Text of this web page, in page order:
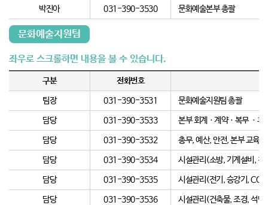
박진아 031-390-3530 문화예술본부 총괄
문화예술지원팀
구분 전화번호
팀장 031-390-3531 문화예술지원팀 총괄
담당 031-390-3533 본부 회계ㆍ계약ㆍ복무 ㆍ후
담당 031-390-3532 총무, 예산, 안전, 본부 교육
담당 031-390-3534 시설관리(소방, 기계설비, 청
담당 031-390-3535 시설관리(전기, 승강기,
담당 031-390-3536 시설관리(건축물, 조경, 석면